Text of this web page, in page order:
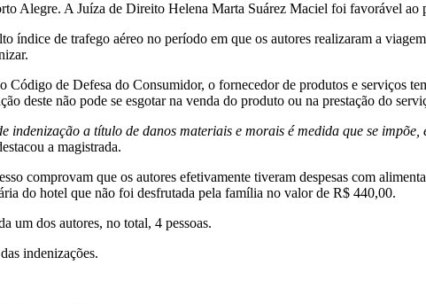
Alegre. A Juíza de Direito Helena Marta Suárez Maciel foi favorável ao
índice de trafego aéreo no período em que os autores realizaram a
de Defesa do Consumidor, o fornecedor de produtos e serviços
deste não pode se esgotar na venda do produto ou na prestação do
indenização a título de danos materiais e morais é medida que se
a magistrada.
comprovam que os autores efetivamente tiveram despesas com
do hotel que não foi desfrutada pela família no valor de R$ 440,00.
um dos autores, no total, 4 pessoas.
indenizações.